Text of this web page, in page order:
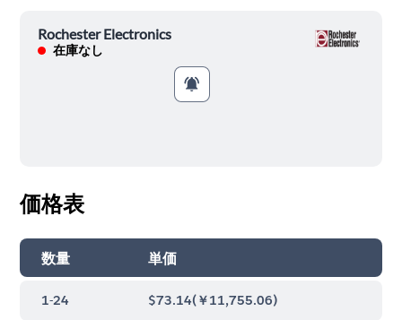
Rochester Electronics
在庫なし
価格表
数量 単価
1-24 $73.14(￥11,755.06)